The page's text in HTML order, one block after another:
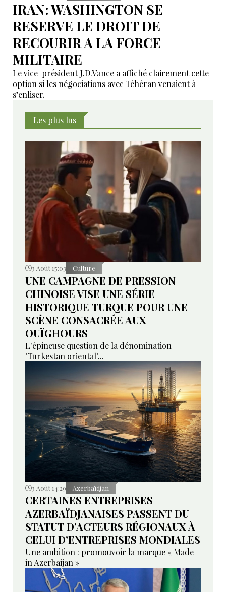
IRAN: WASHINGTON SE
RESERVE LE DROIT DE
RECOURIR A LA FORCE
MILITAIRE
Le vice-président J.D.Vance a affiché clairement cette
option si les négociations avec Téhéran venaient à
s’enliser.
Les plus lus
3 Août 15:03 Culture
UNE CAMPAGNE DE PRESSION
CHINOISE VISE UNE SÉRIE
HISTORIQUE TURQUE POUR UNE
SCÈNE CONSACRÉE AUX
OUÏGHOURS
L'épineuse question de la dénomination
"Turkestan oriental"...
3 Août 14:29 Azerbaïdjan
CERTAINES ENTREPRISES
AZERBAÏDJANAISES PASSENT DU
STATUT D’ACTEURS RÉGIONAUX À
CELUI D’ENTREPRISES MONDIALES
Une ambition : promouvoir la marque « Made
in Azerbaijan »